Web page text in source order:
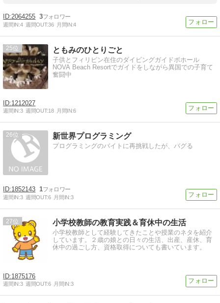
2064255 3
週間IN:4 週間OUT:36 月間IN:4
25 ともみのひとりごと
子供とフィリピン在住のダイビングガイドボホール
NOVA Beach Resortでガイドをしながら異国での子育て
奮闘中
1212027
週間IN:3 週間OUT:18 月間IN:6
26 新世界プログラミング
プログラミングのバイトに再挑戦したが、バグる
1852143 1
週間IN:3 週間OUT:6 月間IN:3
27 小学校教師の教育実践＆育休中の生活
小学校教師として経験してきたことや授業のネタを紹介
しています。２歳の娘との日々の生活、出産、産休、育
休中の過ごし方、資格取得についても書いています。
1875176
週間IN:3 週間OUT:6 月間IN:3